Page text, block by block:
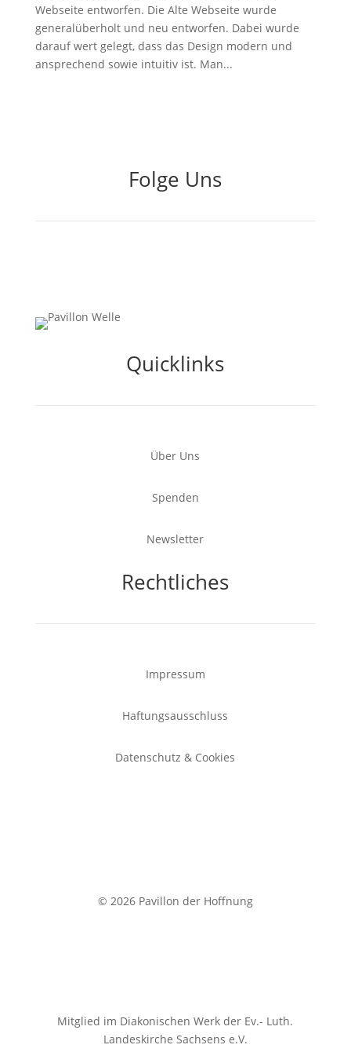
Webseite entworfen. Die Alte Webseite wurde
generalüberholt und neu entworfen. Dabei wurde
darauf wert gelegt, dass das Design modern und
ansprechend sowie intuitiv ist. Man...
Folge Uns
Quicklinks
Über Uns
Spenden
Newsletter
Rechtliches
Impressum
Haftungsausschluss
Datenschutz & Cookies
© 2026 Pavillon der Hoffnung
Mitglied im Diakonischen Werk der Ev.- Luth.
Landeskirche Sachsens e.V.